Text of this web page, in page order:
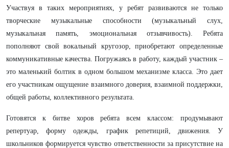
Участвуя в таких мероприятиях, у ребят развиваются не только
творческие музыкальные способности (музыкальный слух,
музыкальная память, эмоциональная отзывчивость). Ребята
пополняют свой вокальный кругозор, приобретают определенные
коммуникативные качества. Погружаясь в работу, каждый участник –
это маленький болтик в одном большом механизме класса. Это дает
его участникам ощущение взаимного доверия, взаимной поддержки,
общей работы, коллективного результата.
Готовятся к битве хоров ребята всем классом: продумывают
репертуар, форму одежды, график репетиций, движения. У
школьников формируется чувство ответственности за присутствие на